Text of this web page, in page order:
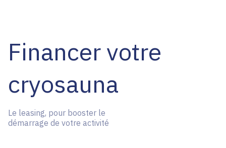
Financer votre
cryosauna
Le leasing, pour booster le
démarrage de votre activité